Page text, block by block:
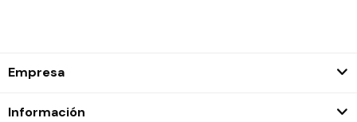
Empresa
Información